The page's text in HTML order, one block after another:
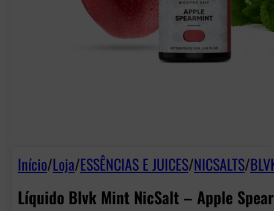
Início/Loja/ESSÊNCIAS E JUICES/NICSALTS/
Líquido Blvk Mint NicSalt – Apple